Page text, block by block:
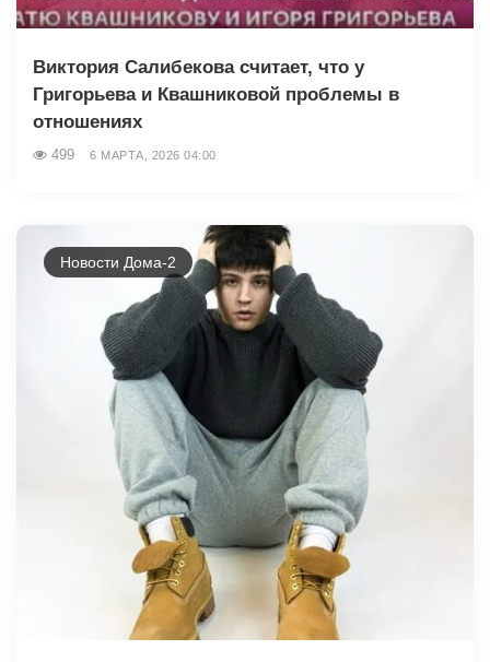
Виктория Салибекова считает, что у
Григорьева и Квашниковой проблемы в
отношениях
499 6 МАРТА, 2026 04:00
Новости Дома-2